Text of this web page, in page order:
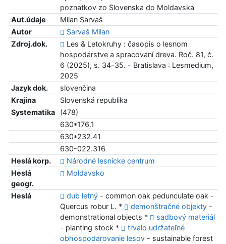
poznatkov zo Slovenska do Moldavska
Aut.údaje
Milan Sarvaš
Autor
Sarvaš Milan
Zdroj.dok.
Les & Letokruhy : časopis o lesnom
hospodárstve a spracovaní dreva. Roč. 81, č.
6 (2025), s. 34-35. - Bratislava : Lesmedium,
2025
Jazyk dok.
slovenčina
Krajina
Slovenská republika
Systematika
(478)
630*176.1
630*232.41
630-022.316
Heslá korp.
Národné lesnícke centrum
Heslá
geogr.
Moldavsko
Heslá dub letný- common oak pedunculate oak -
Quercus robur L. *
demonštračné objekty-
demonstrational objects *
sadbový materiál
- planting stock *
trvalo udržateľné
obhospodarovanie lesov- sustainable forest